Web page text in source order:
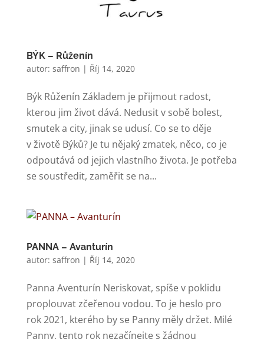
BÝK – Růženín
autor: saffron | Říj 14, 2020
Býk Růženín Základem je přijmout radost,
kterou jim život dává. Nedusit v sobě bolest,
smutek a city, jinak se udusí. Co se to děje
v životě Býků? Je tu nějaký zmatek, něco, co je
odpoutává od jejich vlastního života. Je potřeba
se soustředit, zaměřit se na...
PANNA – Avanturín
autor: saffron | Říj 14, 2020
Panna Aventurín Neriskovat, spíše v poklidu
proplouvat zčeřenou vodou. To je heslo pro
rok 2021, kterého by se Panny měly držet. Milé
Panny, tento rok nezačínejte s žádnou